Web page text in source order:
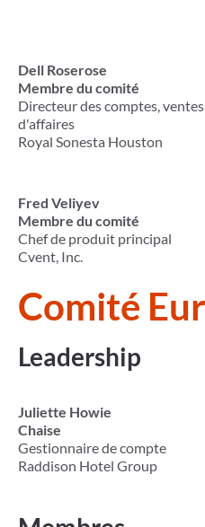
Dell Roserose
Membre du comité
Directeur des comptes,
d'affaires
Royal Sonesta Houston
Fred Veliyev
Membre du comité
Chef de produit principal
Cvent, Inc.
Comité
Leadership
Juliette Howie
Chaise
Gestionnaire de compte
Raddison Hotel Group